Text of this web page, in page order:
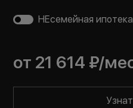
НЕсемейная
от 21 614 ₽/